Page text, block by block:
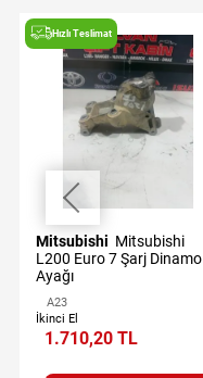
Hızlı Teslimat
Mitsubishi
L200 Euro 7 Şarj Dinamo
Ayağı
A23
İkinci El
1.710,20 TL